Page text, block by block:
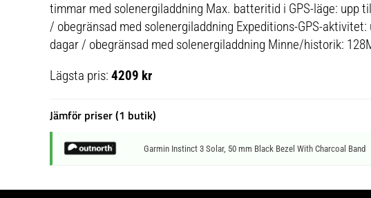
timmar med solenergiladdning Max. batteritid i GPS-läge: upp
/ obegränsad med solenergiladdning Expeditions-GPS-aktivitet:
dagar / obegränsad med solenergiladdning Minne/historik:
Lägsta pris: 4209 kr
Jämför priser (1 butik)
Garmin Instinct 3 Solar, 50 mm Black Bezel With Charcoal Band